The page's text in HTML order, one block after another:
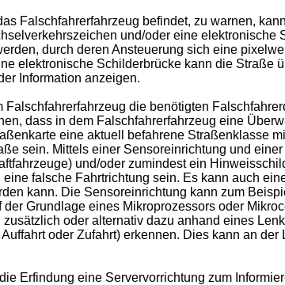
Falschfahrerfahrzeug befindet, zu warnen,
und/oder eine
durch deren Ansteuerung sich eine
elektronische Schilderbrücke kann die Straße
Information anzeigen.
die benötigten
dass in dem Falschfahrerfahrzeug eine
eine aktuell befahrene Straßenklasse
sein. Mittels einer Sensoreinrichtung und
und/oder zumindest ein
falsche Fahrtrichtung sein. Es kann auch
kann. Die Sensoreinrichtung kann zum
Grundlage eines Mikroprozessors oder
oder alternativ dazu anhand eines
oder Zufahrt) erkennen. Dies kann an
Erfindung eine Servervorrichtung zum